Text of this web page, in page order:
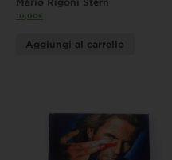
10,00€
Aggiungi al carrello